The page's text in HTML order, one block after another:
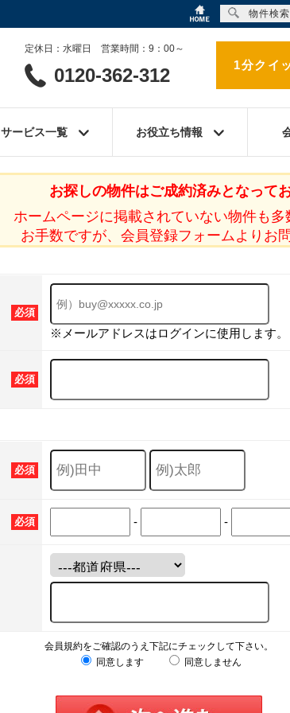
定休日：水曜日 営業時間：9：00～
0120-362-312 1分クイ
サービス一覧 お役立ち情報
お探しの物件はご成約済みとなってお
ホームページに掲載されていない物件も多
お手数ですが、会員登録フォームよりお
必須
※メールアドレスはログインに使用します。
必須
必須
必須 - -
会員規約をご確認のうえ下記にチェックして下さい。
同意します
同意しません
物件検索